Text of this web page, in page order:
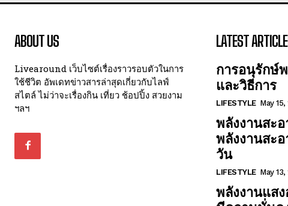
ABOUT US
Livearound เว็บไซต์เรื่องราวรอบตัวในการ
ใช้ชีวิต อัพเดทข่าวสารล่าสุดเกี่ยวกับไลฟ์
สไตล์ ไม่ว่าจะเรื่องกิน เที่ยว ช้อปปิ้ง สวยงาม
ฯลฯ
LATEST
การอนุรักษ์
และวิธีการ
LIFESTYLE May
พลังงานสะ
พลังงานสะ
วัน
LIFESTYLE May
พลังงานแส